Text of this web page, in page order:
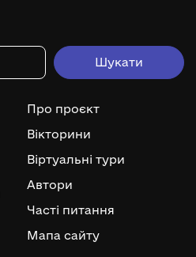
Про проєкт
Вікторини
Віртуальні тури
Автори
Часті питання
Мапа сайту